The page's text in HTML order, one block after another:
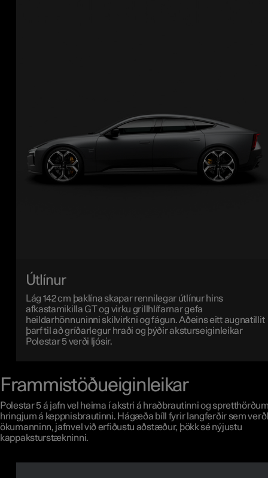
Útlínur
Lág 142 cm þaklína skapar rennilegar útlínur hins
afkastamikilla GT og virku grillhlífarnar gefa
heildarhönnuninni skilvirkni og fágun. Aðeins eitt augnatillit
þarf til að gríðarlegur hraði og þýðir aksturseiginleikar
Polestar 5 verði ljósir.
Frammistöðueiginleikar
Polestar 5 á jafn vel heima í akstri á hraðbrautinni og
hringjum á keppnisbrautinni. Hágæða bíll fyrir langferðir sem
ökumanninn, jafnvel við erfiðustu aðstæður, þökk sé nýjustu
kappaksturstækninni.